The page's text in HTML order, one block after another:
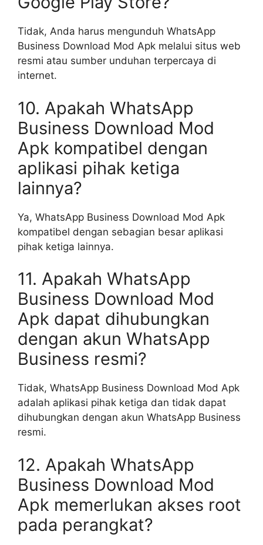
Tidak, Anda harus mengunduh WhatsApp
Business Download Mod Apk melalui situs web
resmi atau sumber unduhan terpercaya di
internet.
10. Apakah WhatsApp
Business Download Mod
Apk kompatibel dengan
aplikasi pihak ketiga
lainnya?
Ya, WhatsApp Business Download Mod Apk
kompatibel dengan sebagian besar aplikasi
pihak ketiga lainnya.
11. Apakah WhatsApp
Business Download Mod
Apk dapat dihubungkan
dengan akun WhatsApp
Business resmi?
Tidak, WhatsApp Business Download Mod Apk
adalah aplikasi pihak ketiga dan tidak dapat
dihubungkan dengan akun WhatsApp Business
resmi.
12. Apakah WhatsApp
Business Download Mod
Apk memerlukan akses root
pada perangkat?